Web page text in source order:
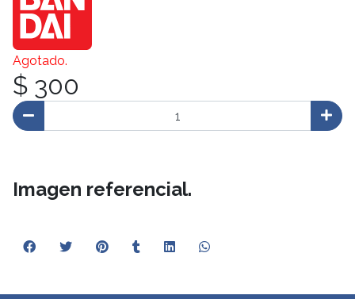
Agotado.
$ 300
Imagen referencial.